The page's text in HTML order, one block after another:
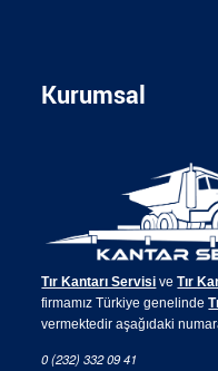
Kurumsal
Tır Kantarı Servisi veTır
firmamız Türkiye genelinde
vermektedir aşağıdaki
0 (232) 332 09 41